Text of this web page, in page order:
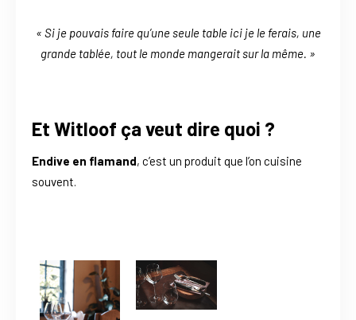
« Si je pouvais faire qu’une seule table ici je le ferais, une
grande tablée, tout le monde mangerait sur la même. »
Et Witloof ça veut dire quoi ?
Endive en flamand, c’est un produit que l’on cuisine
souvent.